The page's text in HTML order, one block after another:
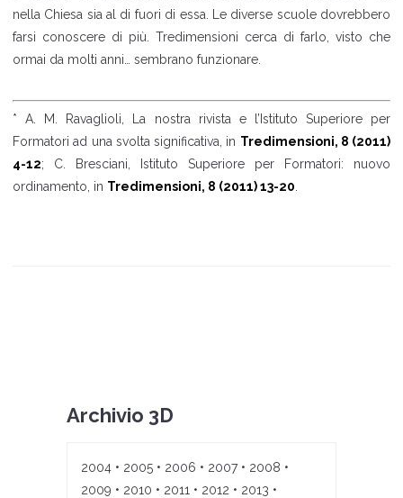
nella Chiesa sia al di fuori di essa. Le diverse scuole dovrebbero
farsi conoscere di più. Tredimensioni cerca di farlo, visto che
ormai da molti anni… sembrano funzionare.
* A. M. Ravaglioli, La nostra rivista e l’Istituto Superiore per
Formatori ad una svolta significativa, in Tredimensioni, 8 (2011)
4-12; C. Bresciani, Istituto Superiore per Formatori: nuovo
ordinamento, in Tredimensioni, 8 (2011) 13-20
Archivio 3D
2004 • 2005 • 2006 • 2007• 2008 •
2009 • 2010 • 2011 • 2012 • 2013 •